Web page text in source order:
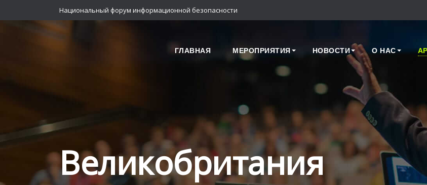
Национальный форум информационной безопасности
ГЛАВНАЯ МЕРОПРИЯТИЯ НОВОСТИ О НАС
Великобритания